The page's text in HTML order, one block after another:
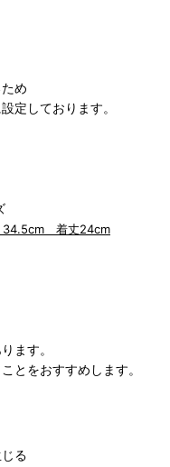
め
定しております。
34.5cm 着丈24cm
ます。
とをおすすめします。
る